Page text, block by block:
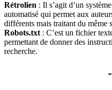
Rétrolien : Il s’agit d’un
automatisé qui permet aux
différents mais traitant du même
Robots.txt : C’est un fichier
permettant de donner des
recherche.